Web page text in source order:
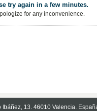
try again in a few minutes.
for any inconvenience.
13. 46010 Valencia.